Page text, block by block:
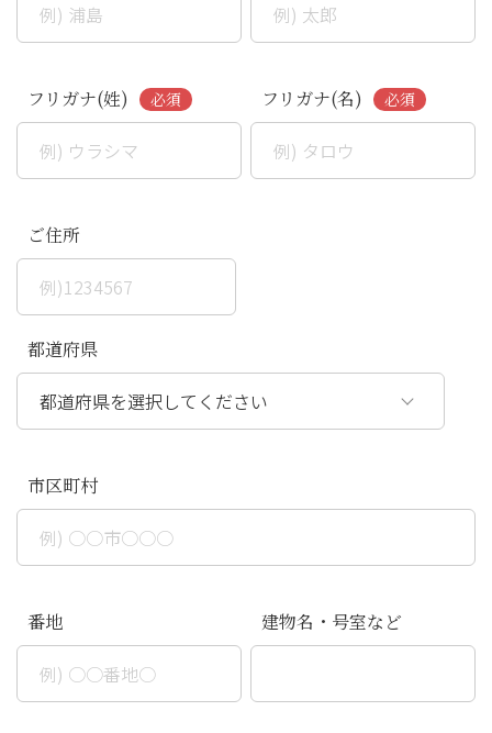
フリガナ(姓) フリガナ(名)
ご住所
都道府県
市区町村
番地 建物名・号室など